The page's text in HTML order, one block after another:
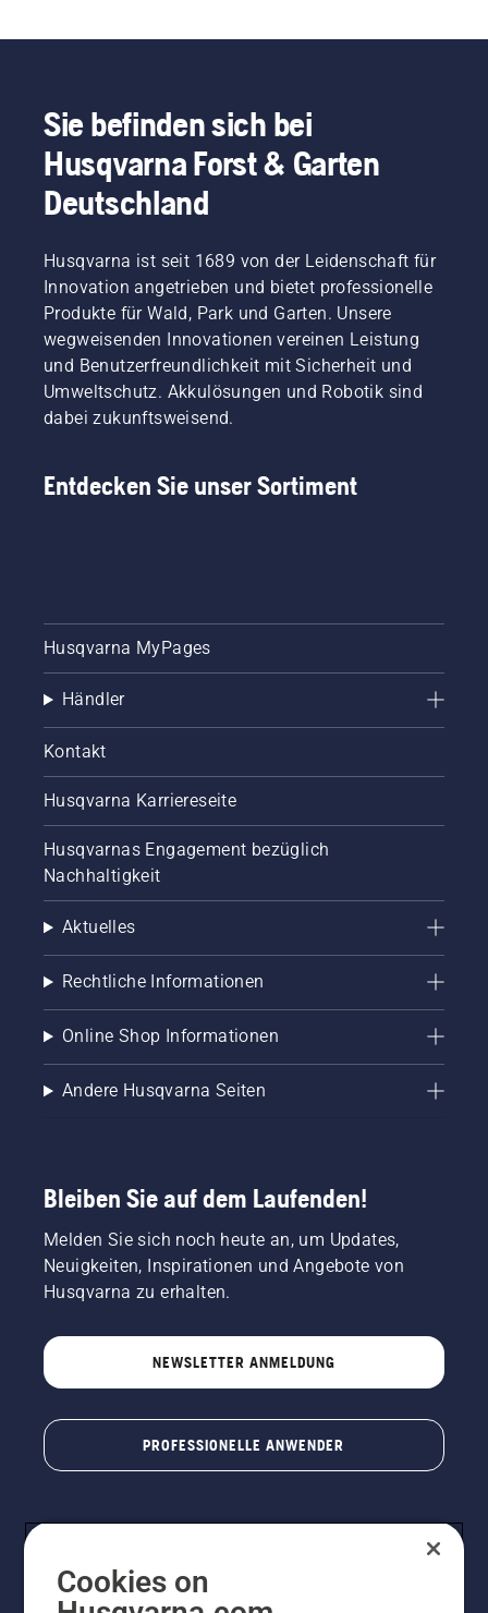
Sie befinden sich bei
Husqvarna Forst & Garten
Deutschland
Husqvarna ist seit 1689 von der Leidenschaft für
Innovation angetrieben und bietet professionelle
Produkte für Wald, Park und Garten. Unsere
wegweisenden Innovationen vereinen Leistung
und Benutzerfreundlichkeit mit Sicherheit und
Umweltschutz. Akkulösungen und Robotik sind
dabei zukunftsweisend.
Entdecken Sie unser Sortiment
Husqvarna MyPages
Händler
Kontakt
Husqvarna Karriereseite
Husqvarnas Engagement bezüglich
Nachhaltigkeit
Aktuelles
Rechtliche Informationen
Online Shop Informationen
Andere Husqvarna Seiten
Bleiben Sie auf dem Laufenden!
Melden Sie sich noch heute an, um Updates,
Neuigkeiten, Inspirationen und Angebote von
Husqvarna zu erhalten.
NEWSLETTER ANMELDUNG
PROFESSIONELLE ANWENDER
Cookies on